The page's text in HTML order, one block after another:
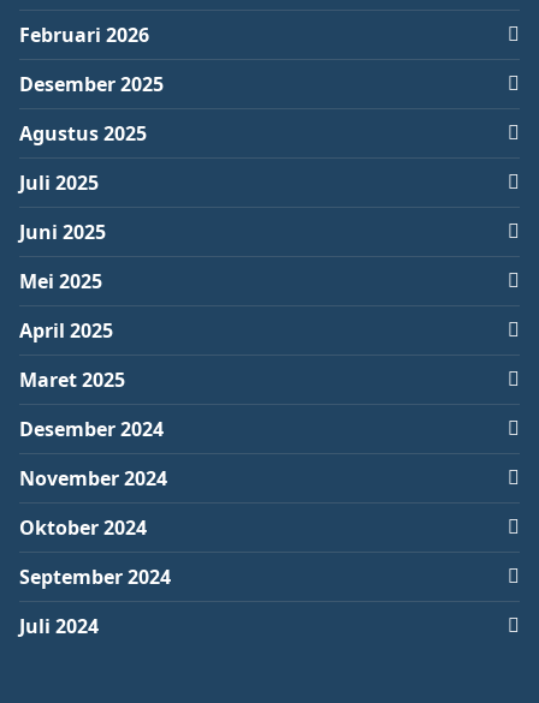
Februari 2026
Desember 2025
Agustus 2025
Juli 2025
Juni 2025
Mei 2025
April 2025
Maret 2025
Desember 2024
November 2024
Oktober 2024
September 2024
Juli 2024